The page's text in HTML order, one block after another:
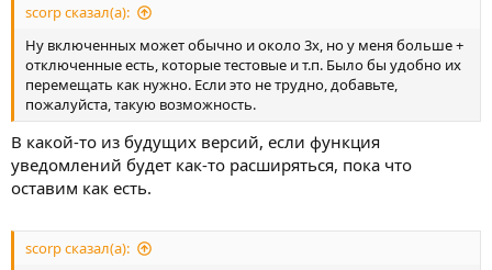
scorp сказал(а):
Ну включенных может обычно и около 3х, но у меня больше +
отключенные есть, которые тестовые и т.п. Было бы удобно их
перемещать как нужно. Если это не трудно, добавьте,
пожалуйста, такую возможность.
В какой-то из будущих версий, если функция
уведомлений будет как-то расширяться, пока что
оставим как есть.
scorp сказал(а):